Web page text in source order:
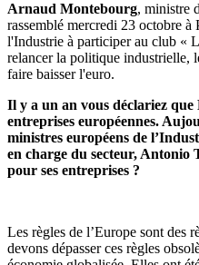
Arnaud Montebourg, ministre
rassemblé mercredi 23 octobre à
l'Industrie à participer au club «
relancer la politique industrielle,
faire baisser l'euro.
Il y a un an vous déclariez
entreprises européennes.
ministres européens de
en charge du secteur, Antonio
pour ses entreprises ?
Les règles de l’Europe sont des
devons dépasser ces règles